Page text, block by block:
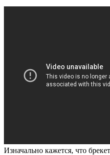
Изначально кажется, что